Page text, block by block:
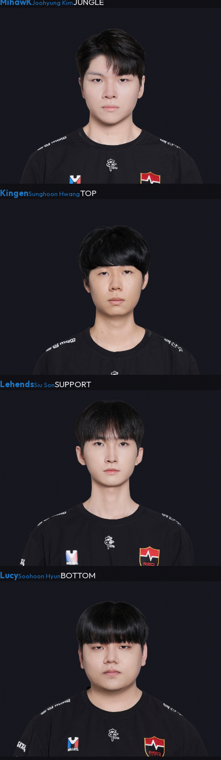
Joohyung Kim
KingenSunghoon HwangTOP
LehendsSiu SonSUPPORT
LucySoohoon HyunBOTTOM